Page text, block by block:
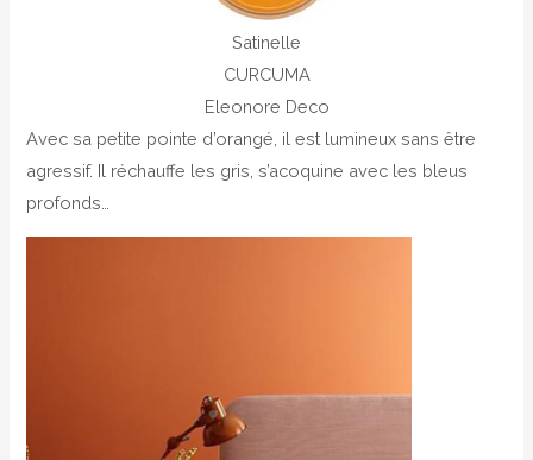
Satinelle
CURCUMA
Eleonore Deco
Avec sa petite pointe d’orangé, il est lumineux sans être
agressif. Il réchauffe les gris, s’acoquine avec les bleus
profonds…